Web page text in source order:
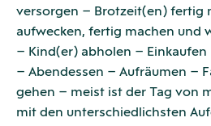
versorgen – Brotzeit(en) fertig
aufwecken, fertig machen und
– Kind(er) abholen – Einkaufen
– Abendessen – Aufräumen –
gehen – meist ist der Tag von
mit den unterschiedlichsten